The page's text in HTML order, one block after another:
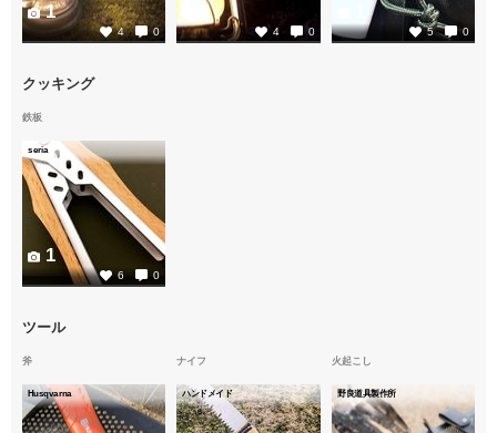
4 0
1
4 0
1
5 0
クッキング
鉄板
seria
6 0
1
ツール
斧
Husqvarna
ナイフ
ハンドメイド
火起こし
野良道具製作所